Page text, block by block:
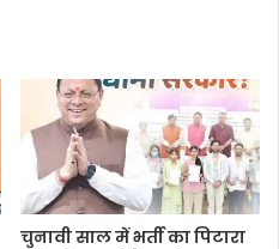
चुनावी साल में भर्ती का पिटारा